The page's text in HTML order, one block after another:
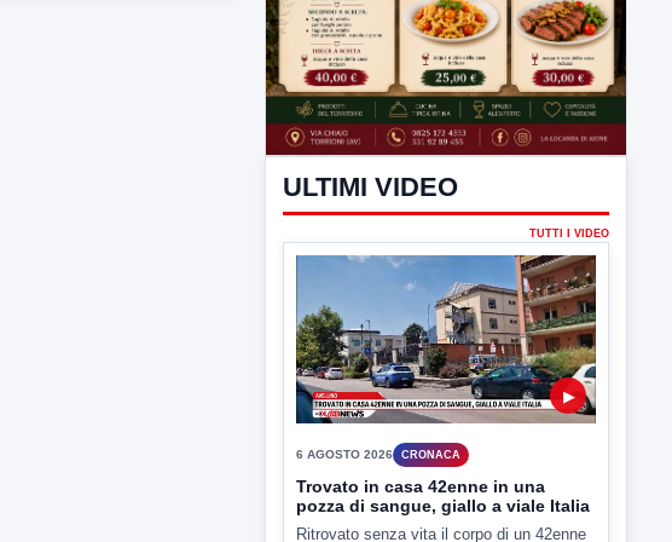
ULTIMI VIDEO
TUTTI I VIDEO
▶
6 AGOSTO 2026 CRONACA
Trovato in casa 42enne in una
pozza di sangue, giallo a viale Italia
Ritrovato senza vita il corpo di un 42enne